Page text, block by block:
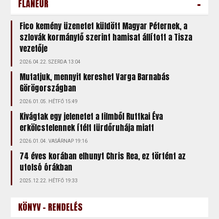
FLÂNEUR -
Fico kemény üzenetet küldött Magyar Péternek, a
szlovák kormányfő szerint hamisat állított a Tisza
vezetője
2026.04.22. SZERDA 13:04
Mutatjuk, mennyit kereshet Varga Barnabás
Görögországban
2026.01.05. HÉTFŐ 15:49
Kivágtak egy jelenetet a filmből Ruttkai Éva
erkölcstelennek ítélt fürdőruhája miatt
2026.01.04. VASÁRNAP 19:16
74 éves korában elhunyt Chris Rea, ez történt az
utolsó órákban
2025.12.22. HÉTFŐ 19:33
KÖNYV - RENDELÉS